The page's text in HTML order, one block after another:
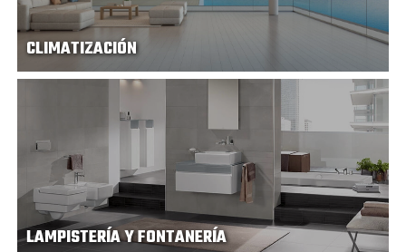
CLIMATIZACIÓN
LAMPISTERÍA Y FONTANERÍA